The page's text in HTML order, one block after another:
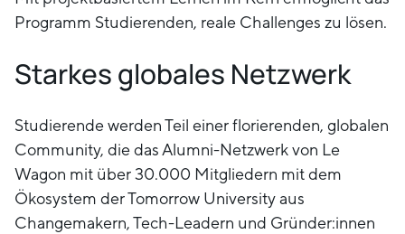
Programm Studierenden, reale Challenges zu lösen.
Starkes globales Netzwerk
Studierende werden Teil einer florierenden, globalen
Community, die das Alumni-Netzwerk von Le
Wagon mit über 30.000 Mitgliedern mit dem
Ökosystem der Tomorrow University aus
Changemakern, Tech-Leadern und Gründer:innen